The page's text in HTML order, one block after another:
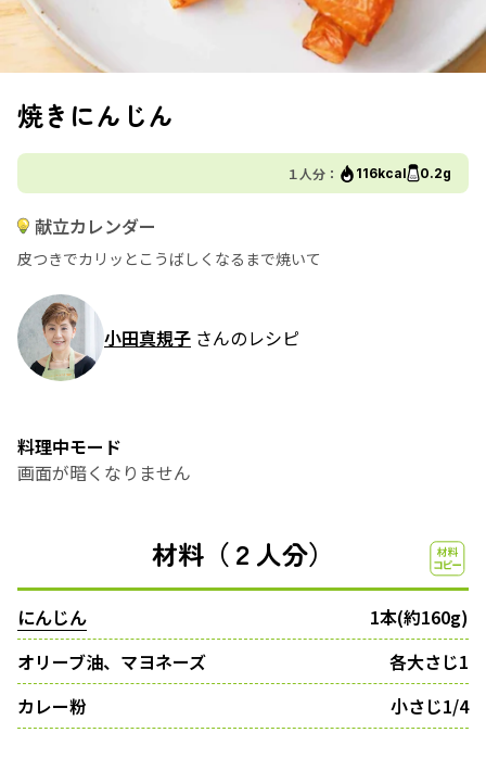
焼きにんじん
１人分： 116kcal 0.2g
献立カレンダー
皮つきでカリッとこうばしくなるまで焼いて
小田真規子 さんのレシピ
料理中モード
画面が暗くなりません
材料（２人分）
にんじん
1本(約160g)
オリーブ油、マヨネーズ
各大さじ1
カレー粉
小さじ1/4